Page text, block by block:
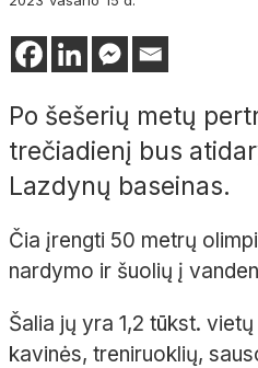
Po šešerių metų
trečiadienį bus
Lazdynų baseinas.
Čia įrengti 50 metrų
nardymo ir šuolių į
Šalia jų yra 1,2 tūkst.
kavinės, treniruoklių,